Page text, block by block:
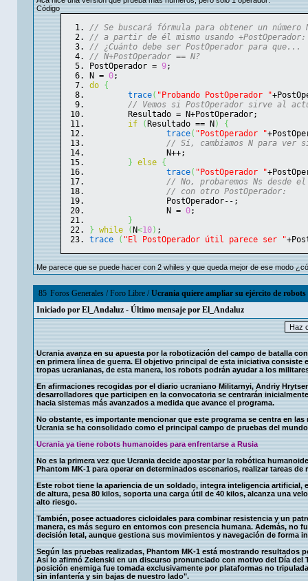
Código
// Se buscará fórmula para obtener un número
// a partir de él mismo usando +PostOperador:
// ¿Cuánto debe ser PostOperador para que...
// N+PostOperador == N?
PostOperador = 9;
N = 0;
do {
trace( "Probando PostOperador "
// Vemos si PostOperador sirve al
	Resultado = N+PostOperador;
if
(Resultado == N)
{
trace( "PostOperador "
// Sí, cambiamos N para ver
		N++;
} else {
trace( "PostOperador "
// No, probaremos Ns desde
// con otro PostOperador:
		PostOperador--;
		N =
0;
}
} while (N<10) ;
trace
( "El PostOperador útil parece ser "
Me parece que se puede hacer con 2 whiles y que queda mejor de ese modo
85 Foros Generales/Foro Libre/Ucrania quiere ampliar su ejército de
Iniciado por El_Andaluz - Último mensaje por El_Andaluz
Ucrania avanza en su apuesta por la robotización del campo de batalla
en primera línea de guerra. El objetivo principal de esta iniciativa
tropas ucranianas, de esta manera, los robots podrán ayudar a los
En afirmaciones recogidas por el diario ucraniano Militarnyi, Andriy
desarrolladores que participen en la convocatoria se centrarán
hacia sistemas más avanzados a medida que avance el programa.
No obstante, es importante mencionar que este programa se centra en
Ucrania se ha consolidado como el principal campo de pruebas del
Ucrania ya tiene robots humanoides para enfrentarse a Rusia
No es la primera vez que Ucrania decide apostar por la robótica
Phantom MK-1 para operar en determinados escenarios, realizar tareas
Este robot tiene la apariencia de un soldado, integra inteligencia
de altura, pesa 80 kilos, soporta una carga útil de 40 kilos, alcanza una
alto riesgo.
También, posee actuadores cicloidales para combinar resistencia y un
manera, es más seguro en entornos con presencia humana. Además,
decisión letal, aunque gestiona sus movimientos y navegación de forma
Según las pruebas realizadas, Phantom MK-1 está mostrando
Así lo afirmó Zelenski en un discurso pronunciado con motivo del Día del
posición enemiga fue tomada exclusivamente por plataformas no
sin infantería y sin bajas de nuestro lado".